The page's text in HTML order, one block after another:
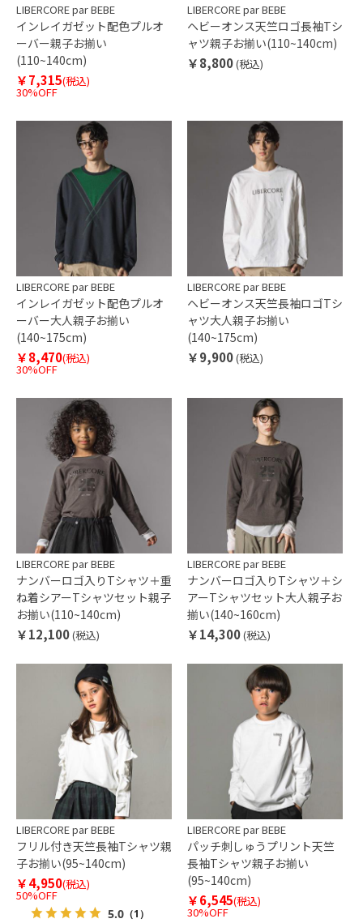
LIBERCORE par BEBE
インレイガゼット配色プルオ
ーバー親子お揃い
(110~140cm)
￥7,315(税込)
30%OFF
LIBERCORE par BEBE
ヘビーオンス天竺ロゴ長袖Tシ
ャツ親子お揃い(110~140cm)
￥8,800(税込)
LIBERCORE par BEBE
インレイガゼット配色プルオ
ーバー大人親子お揃い
(140~175cm)
￥8,470(税込)
30%OFF
LIBERCORE par BEBE
ヘビーオンス天竺長袖ロゴTシ
ャツ大人親子お揃い
(140~175cm)
￥9,900(税込)
LIBERCORE par BEBE
ナンバーロゴ入りTシャツ＋重
ね着シアーTシャツセット親子
お揃い(110~140cm)
￥12,100(税込)
LIBERCORE par BEBE
ナンバーロゴ入りTシャツ＋シ
アーTシャツセット大人親子お
揃い(140~160cm)
￥14,300(税込)
LIBERCORE par BEBE
フリル付き天竺長袖Tシャツ親
子お揃い(95~140cm)
￥4,950(税込)
50%OFF
5.0 （1）
LIBERCORE par BEBE
パッチ刺しゅうプリント天竺
長袖Tシャツ親子お揃い
(95~140cm)
￥6,545(税込)
30%OFF